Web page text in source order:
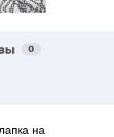
0
на